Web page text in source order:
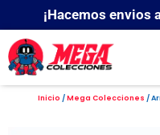
¡Hacemos envios
Inicio /Mega Colecciones /